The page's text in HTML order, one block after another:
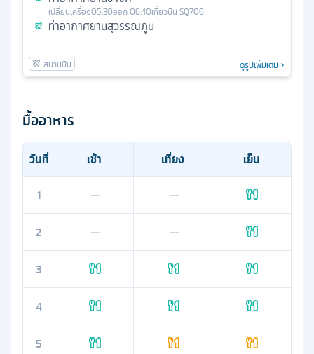
เปลี่ยนเครื่อง05.30ออก06.40เที่ยวบิน SQ706
ท่าอากาศยานสุวรรณภูมิ
ดูรูปเพิ่มเติม
มื้ออาหาร
วันที่ เช้า เที่ยง
เย็น
1
— —
2 — —
3
4
5